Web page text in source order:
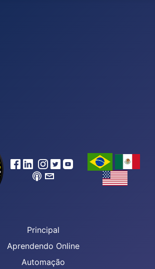
Principal
Aprendendo Online
Automação